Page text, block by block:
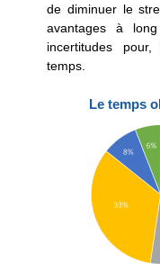
de diminuer le
avantages à
incertitudes
temps.
Le temps